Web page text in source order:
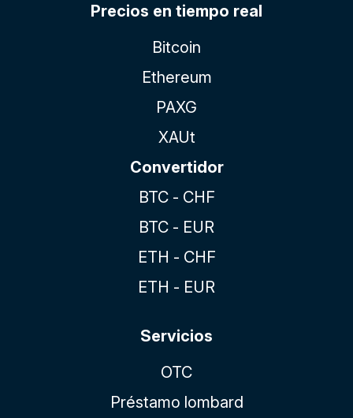
Precios en tiempo real
Bitcoin
Ethereum
PAXG
XAUt
Convertidor
BTC - CHF
BTC - EUR
ETH - CHF
ETH - EUR
Servicios
OTC
Préstamo lombard